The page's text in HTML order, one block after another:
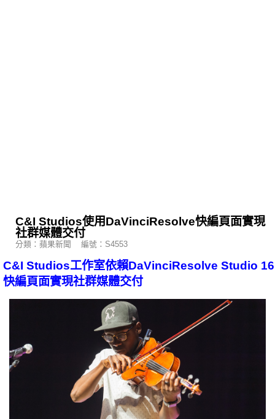
C&I Studios使用DaVinciResolve快編頁面實現
社群媒體交付
分類：蘋果新聞 編號：S4553
C&I Studios工作室依賴DaVinciResolve Studio 16
快編頁面實現社群媒體交付